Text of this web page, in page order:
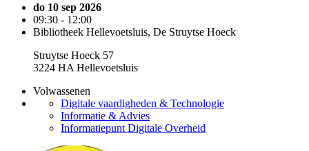
do 10 sep 2026
09:30 - 12:00
Bibliotheek Hellevoetsluis, De Struytse Hoeck
Struytse Hoeck 57
3224 HA Hellevoetsluis
Volwassenen
Digitale vaardigheden & Technologie
Informatie & Advies
Informatiepunt Digitale Overheid